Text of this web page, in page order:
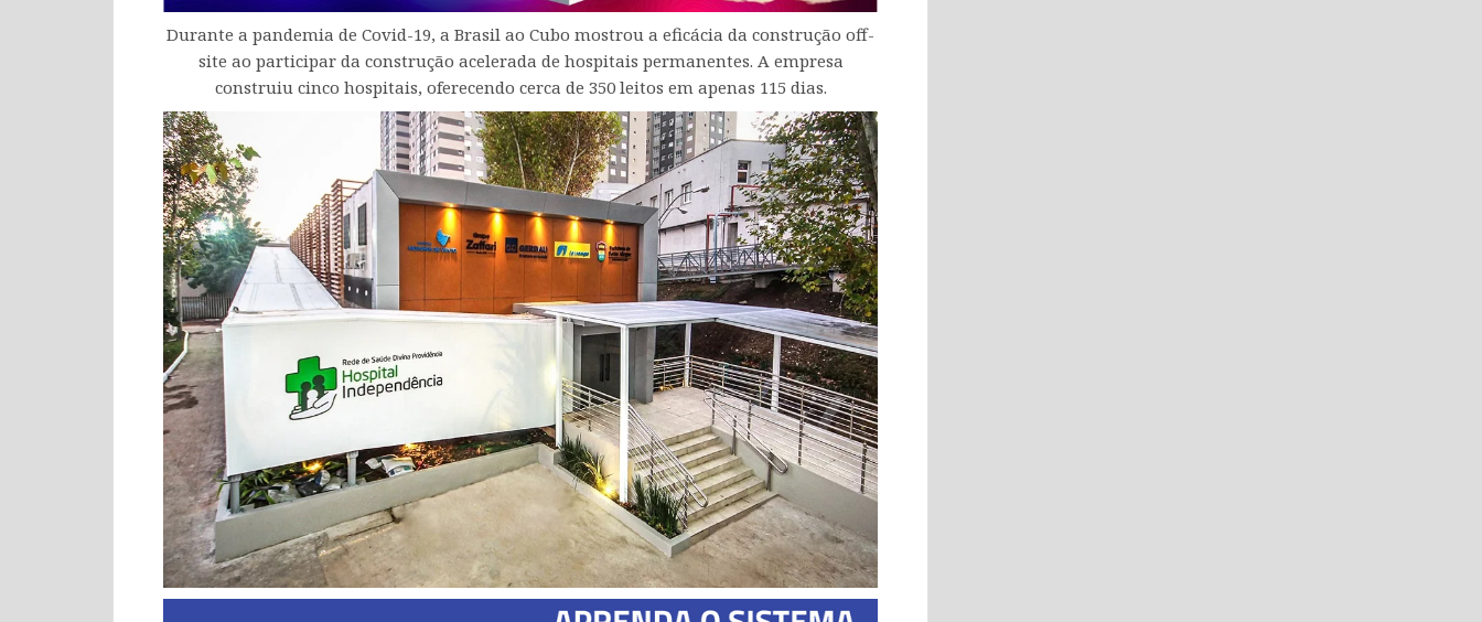
Durante a pandemia de Covid-19, a Brasil ao Cubo mostrou a eficácia da construção off-
site ao participar da construção acelerada de hospitais permanentes. A empresa
construiu cinco hospitais, oferecendo cerca de 350 leitos em apenas 115 dias.